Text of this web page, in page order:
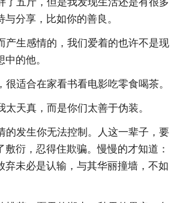
分享，比如你的善良。
产生感情的，我们爱着的也许不是现
的他。
很适合在家看书看电影吃零食喝茶。
太天真，而是你们太善于伪装。
的发生你无法控制。人这一辈子，要
衍，忍得住欺骗。慢慢的才知道：
弃未必是认输，与其华丽撞墙，不如